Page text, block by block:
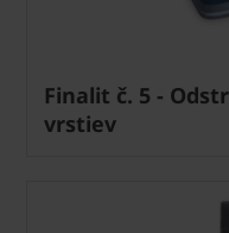
Finalit č. 5 -
vrstiev